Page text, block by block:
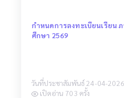
กำหนดการลงทะเบียนเรียน
ศึกษา 2569
วันที่ประชาสัมพันธ์ 24-04-2026
เปิดอ่าน 703 ครั้ง